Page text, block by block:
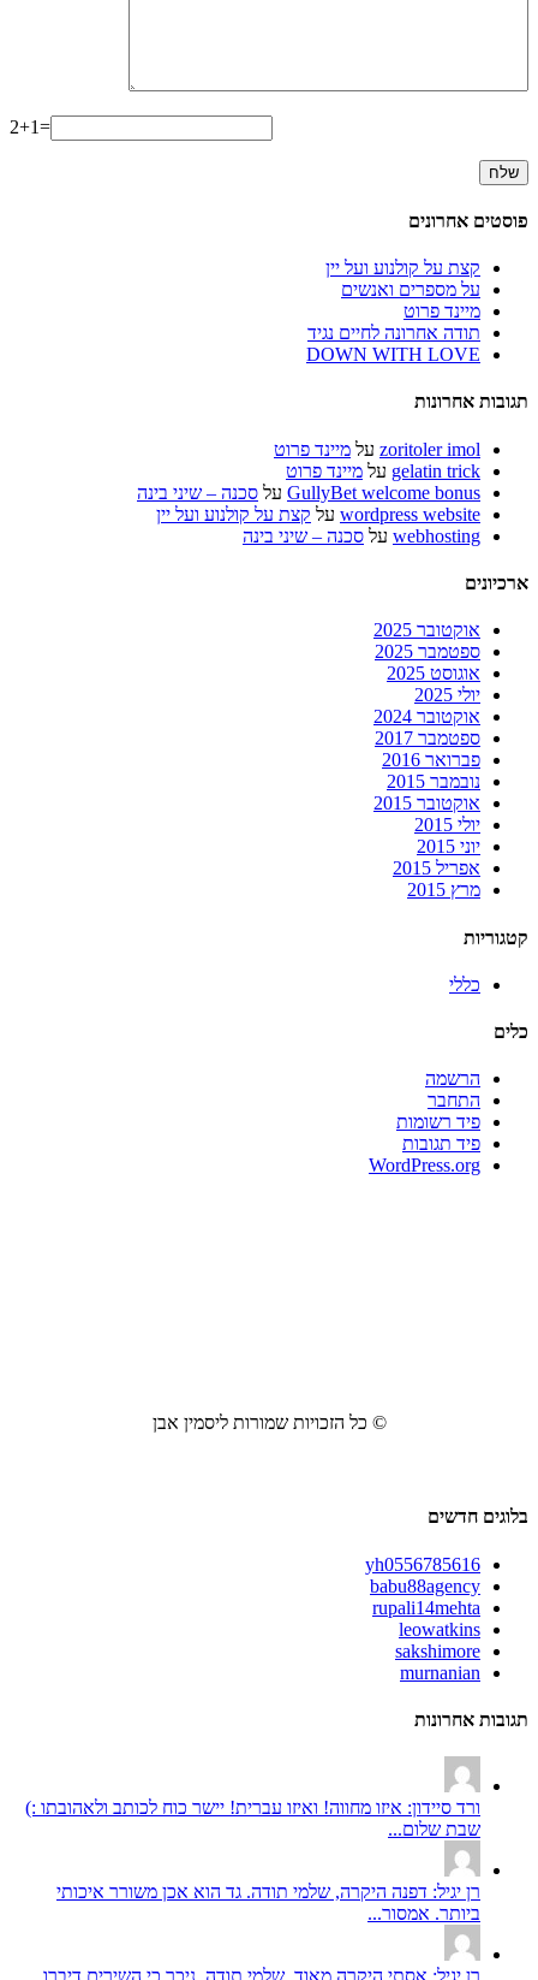
2+1=
פוסטים אחרונים
קצת על קולנוע ועל יין
על מספרים ואנשים
מיינד פרוט
תודה אחרונה לחיים נגיד
DOWN WITH LOVE
תגובות אחרונות
zoritoler imol על מיינד פרוט
gelatin trick על מיינד פרוט
GullyBet welcome bonus על סכנה – שיני בינה
wordpress website על קצת על קולנוע ועל יין
webhosting על סכנה – שיני בינה
ארכיונים
אוקטובר 2025
ספטמבר 2025
אוגוסט 2025
יולי 2025
אוקטובר 2024
ספטמבר 2017
פברואר 2016
נובמבר 2015
אוקטובר 2015
יולי 2015
יוני 2015
אפריל 2015
מרץ 2015
קטגוריות
כללי
כלים
הרשמה
התחבר
פיד רשומות
פיד תגובות
WordPress.org
© כל הזכויות שמורות ליסמין אבן
בלוגים חדשים
yh0556785616
babu88agency
rupali14mehta
leowatkins
sakshimore
murnanian
תגובות אחרונות
ורד סיידון: איזו מחווה! ואיזו עברית! יישר כוח לכותב ולאהובתו :)
שבת שלום...
רן יגיל: דפנה היקרה, שלמי תודה. גד הוא אכן משורר איכותי
ביותר. אמסור...